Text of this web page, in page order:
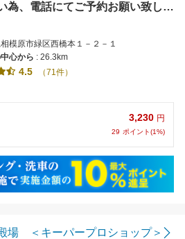
為、電話にてご予約お願い致しま
休業しております。
模原市緑区西橋本１－２－１
心から : 26.3km
4.5 （71件）
3,230 円
29 ポイント(1%)
場 ＜キーパープロショップ＞